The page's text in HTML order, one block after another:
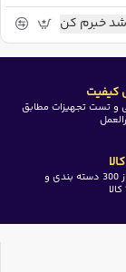
خبرم کن
کیفیت
و تست تجهیزات مطابق
بیش از 300 دسته بندی و